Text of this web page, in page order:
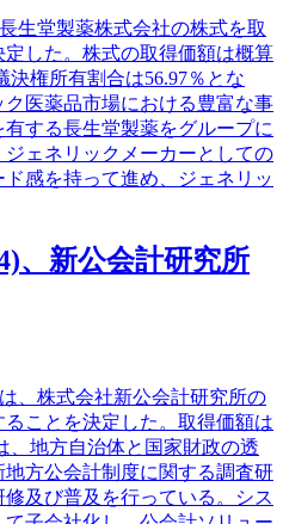
生堂製薬株式会社の株式を取
した。株式の取得価額は概算
決権所有割合は56.97％とな
医薬品市場における豊富な事
する長生堂製薬をグループに
ェネリックメーカーとしての
感を持って進め、ジェネリッ
、新公会計研究所
、株式会社新公会計研究所の
ことを決定した。取得価額は
、地方自治体と国家財政の透
方公会計制度に関する調査研
及び普及を行っている。シス